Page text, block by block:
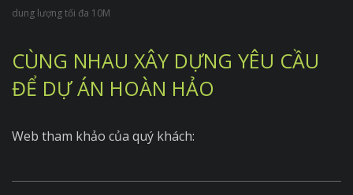
dung lượng tối đa 10M
CÙNG NHAU XÂY DỰNG YÊU CẦU
ĐỂ DỰ ÁN HOÀN HẢO
Web tham khảo của quý khách: